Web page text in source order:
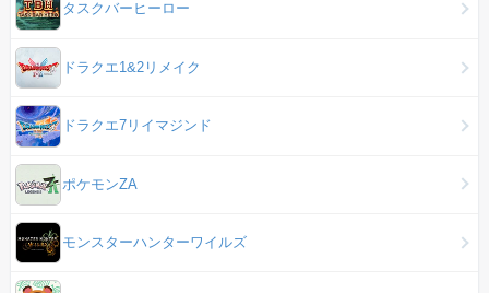
タスクバーヒーロー
ドラクエ1&2リメイク
ドラクエ7リイマジンド
ポケモンZA
モンスターハンターワイルズ